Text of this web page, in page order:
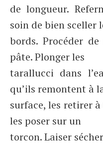
de longueur.
soin de bien sceller
bords. Procéder
pâte. Plonger les
tarallucci dans
qu’ils remontent à
surface, les retirer à
les poser sur un
torcon. Laiser